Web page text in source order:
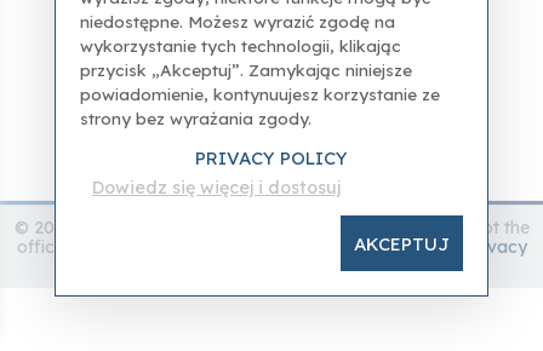
© 2024 accademia.gallery - All rights reserved - this it is not the
official website of the Accademia Gallery -Disclamer
Privacy
niedostępne. Możesz wyrazić zgodę na
wykorzystanie tych technologii, klikając
przycisk „Akceptuj”. Zamykając niniejsze
powiadomienie, kontynuujesz korzystanie ze
strony bez wyrażania zgody.
PRIVACY POLICY
Dowiedz się więcej i dostosuj
AKCEPTUJ